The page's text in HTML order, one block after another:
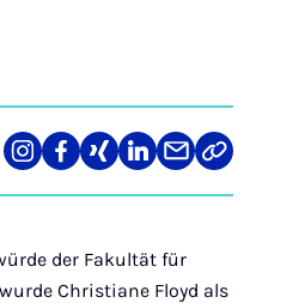
Teilen
auf
Teilen
auf
Teilen
auf
Teilen
auf
Teilen
über
Mail
Link
kopieren
der Fakultät für
Christiane Floyd als